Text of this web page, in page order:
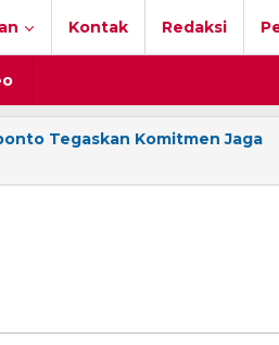
Kontak Redaksi
Tegaskan Komitmen Jaga